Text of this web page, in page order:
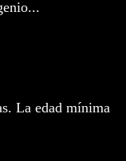
La edad mínima